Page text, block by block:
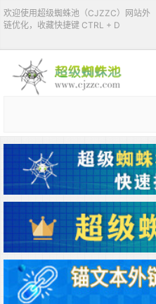
欢迎使用超级蜘蛛池（CJZZC）网站外
链优化，收藏快捷键 CTRL + D